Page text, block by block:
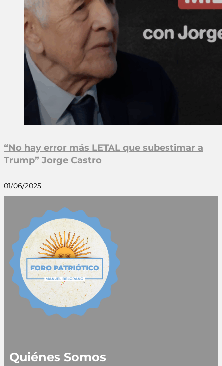
“No hay error más LETAL que subestimar a
Trump” Jorge Castro
01/06/2025
Quiénes Somos